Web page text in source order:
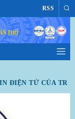
RSS
TỬ CỦA